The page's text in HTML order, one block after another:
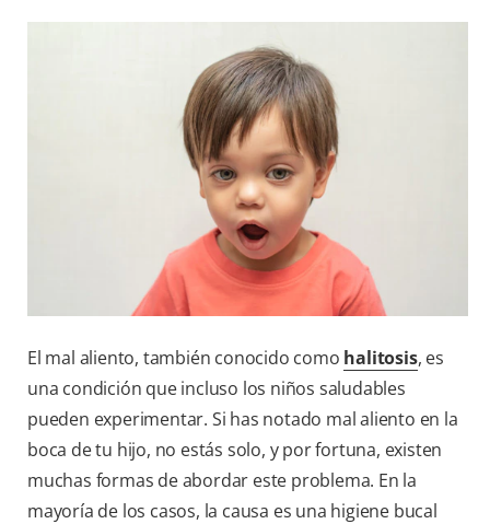
PARA PROFESIONALES
DONDE COMPRAR
SUSCRÍBASE
El mal aliento, también conocido como halitosis, es
una condición que incluso los niños saludables
pueden experimentar. Si has notado mal aliento en la
boca de tu hijo, no estás solo, y por fortuna, existen
muchas formas de abordar este problema. En la
mayoría de los casos, la causa es una higiene bucal